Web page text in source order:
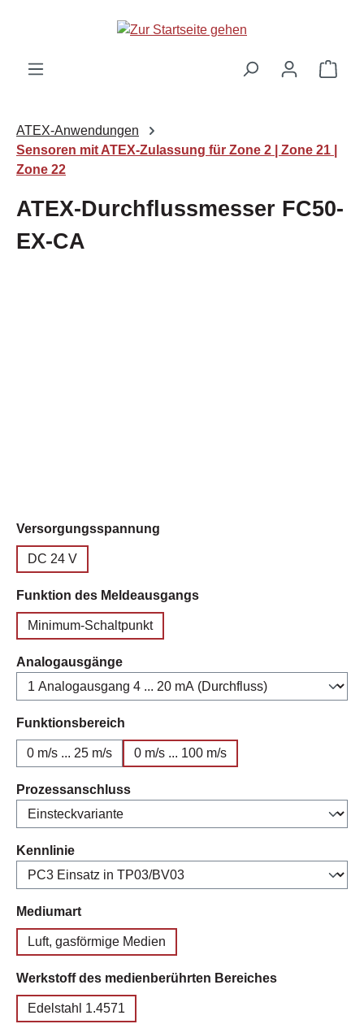
Zum Hauptinhalt springen
ATEX-Anwendungen
Sensoren mit ATEX-Zulassung für Zone 2 | Zone 21 |
Zone 22
ATEX-Durchflussmesser FC50-
EX-CA
Versorgungsspannung
DC 24 V
Funktion des Meldeausgangsauswählen
Minimum-Schaltpunkt
Analogausgängeauswählen
Funktionsbereich
0 m/s ... 25 m/s 0 m/s ... 100 m/s
Prozessanschlussauswählen
Kennlinieauswählen
Mediumartauswählen
Luft, gasförmige Medien
Werkstoff des medienberührten Bereichesauswählen
Edelstahl 1.4571